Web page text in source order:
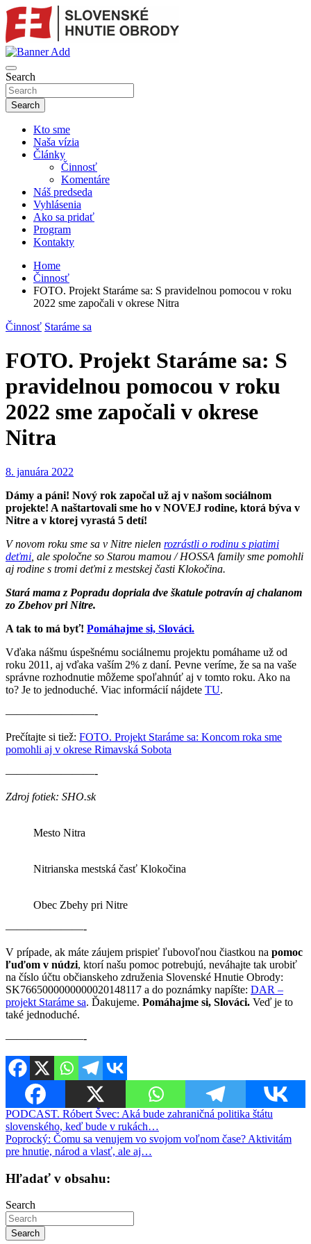
Skip
to
content
SLOVENSKÉ HNUTIE OBRODY
Search
Search
Kto sme
Naša vízia
Články
Činnosť
Komentáre
Náš predseda
Vyhlásenia
Ako sa pridať
Program
Kontakty
Home
Činnosť
FOTO. Projekt Staráme sa: S pravidelnou pomocou v roku
2022 sme započali v okrese Nitra
Činnosť Staráme sa
FOTO. Projekt Staráme sa: S
pravidelnou pomocou v roku
2022 sme započali v okrese
Nitra
8. januára 2022
Dámy a páni! Nový rok započal už aj v našom sociálnom
projekte! A naštartovali sme ho v NOVEJ rodine, ktorá býva v
Nitre a v ktorej vyrastá 5 detí!
V novom roku sme sa v Nitre nielen rozrástli o rodinu s piatimi
deťmi , ale spoločne so Starou mamou / HOSSA family sme pomohli
aj rodine s tromi deťmi z mestskej časti Klokočina.
Stará mama z Popradu dopriala dve škatule potravín aj chalanom
zo Zbehov pri Nitre.
A tak to má byť! Pomáhajme si, Slováci.
Vďaka nášmu úspešnému sociálnemu projektu pomáhame už od
roku 2011, aj vďaka vaším 2% z daní. Pevne veríme, že sa na vaše
správne rozhodnutie môžeme spoľahnúť aj v tomto roku. Ako na
to? Je to jednoduché. Viac informácií nájdete TU.
————————-
Prečítajte si tiež: FOTO. Projekt Staráme sa: Koncom roka sme
pomohli aj v okrese Rimavská Sobota
————————-
Zdroj fotiek: SHO.sk
Mesto Nitra
Nitrianska mestská časť Klokočina
Obec Zbehy pri Nitre
———————-
V prípade, ak máte záujem prispieť ľubovoľnou čiastkou na pomoc
ľuďom v núdzi, ktorí našu pomoc potrebujú, neváhajte tak urobiť
na číslo účtu občianskeho združenia Slovenské Hnutie Obrody:
SK7665000000000020148117 a do poznámky napíšte: DAR –
projekt Staráme sa. Ďakujeme. Pomáhajme si, Slováci. Veď je to
také jednoduché.
———————-
Navigácia
v
článku
PODCAST. Róbert Švec: Aká bude zahraničná politika štátu
slovenského, keď bude v rukách…
Poprocký: Čomu sa venujem vo svojom voľnom čase? Aktivitám
pre hnutie, národ a vlasť, ale aj…
Hľadať v obsahu:
Search
Search